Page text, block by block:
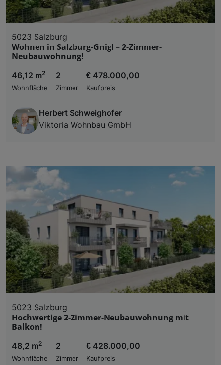
5023 Salzburg
Wohnen in Salzburg-Gnigl – 2-Zimmer-
Neubauwohnung!
46,12 m2
Wohnfläche
2
Zimmer
€ 478.000,00
Kaufpreis
Herbert Schweighofer
Viktoria Wohnbau GmbH
5023 Salzburg
Hochwertige 2-Zimmer-Neubauwohnung mit
Balkon!
48,2 m2
Wohnfläche
2
Zimmer
€ 428.000,00
Kaufpreis